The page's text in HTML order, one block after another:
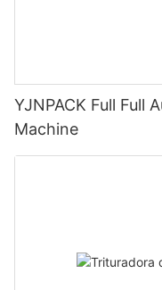
YJNPACK Full Full
Machine